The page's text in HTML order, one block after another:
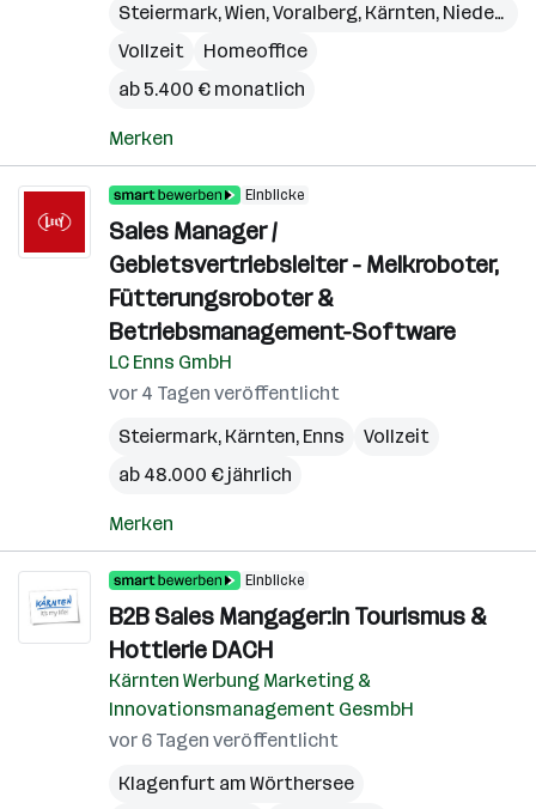
Steiermark,Wien,Voralberg, Kärnten, Niederösterreich
Vollzeit
Homeoffice
ab 5.400 € monatlich
Merken
Einblicke
Sales Manager /
Gebietsvertriebsleiter - Melkroboter,
Fütterungsroboter &
Betriebsmanagement-Software
LC Enns GmbH
vor 4 Tagen veröffentlicht
Steiermark, Kärnten, Enns
Vollzeit
ab 48.000 € jährlich
Merken
Einblicke
B2B Sales Mangager:in Tourismus &
Hottlerie DACH
Kärnten Werbung Marketing &
Innovationsmanagement GesmbH
vor 6 Tagen veröffentlicht
Klagenfurt am Wörthersee